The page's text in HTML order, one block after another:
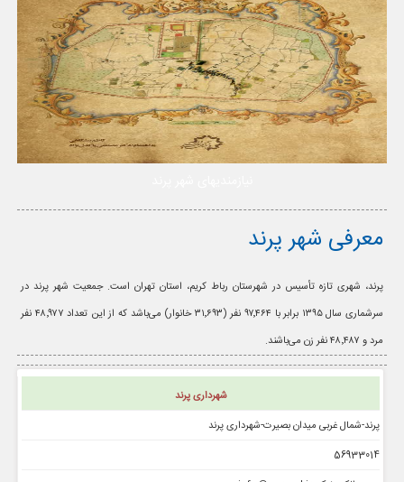
معرفی شهر پرند
پرند، شهری تازه تأسیس در شهرستان رباط کریم، استان تهران است. جمعیت شهر پرند در
سرشماری سال ۱۳۹۵ برابر با ۹۷٬۴۶۴ نفر (۳۱٬۶۹۳ خانوار) می‌باشد که از این تعداد ۴۸٬۹۷۷ نفر
مرد و ۴۸٬۴۸۷ نفر زن می‌باشند.
شهرداری پرند
پرند-شمال غربی میدان بصیرت-شهرداری پرند
56933014